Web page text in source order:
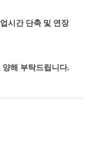
시간 단축 및 연장
해 부탁드립니다.